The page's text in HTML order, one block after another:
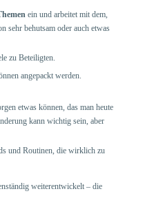
ein und arbeitet mit dem,
sehr behutsam oder auch etwas
zu Beteiligten.
angepackt werden.
etwas können, das man heute
kann wichtig sein, aber
und Routinen, die wirklich zu
weiterentwickelt – die